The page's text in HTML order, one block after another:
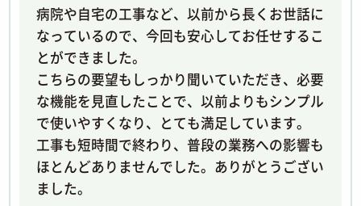
病院や自宅の工事など、以前から長くお世話に
なっているので、今回も安心してお任せするこ
とができました。
こちらの要望もしっかり聞いていただき、必要
な機能を見直したことで、以前よりもシンプル
で使いやすくなり、とても満足しています。
工事も短時間で終わり、普段の業務への影響も
ほとんどありませんでした。ありがとうござい
ました。